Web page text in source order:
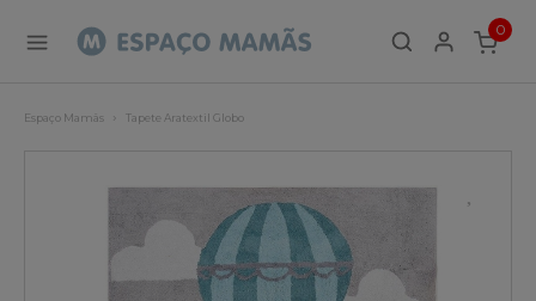
0
ITEMS
Espaço Mamãs Tapete Aratextil Globo